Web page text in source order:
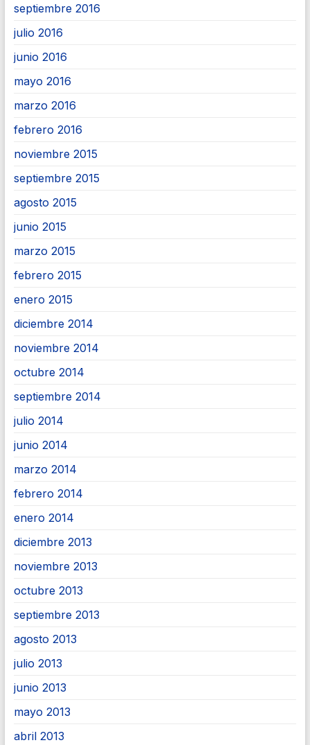
septiembre 2016
julio 2016
junio 2016
mayo 2016
marzo 2016
febrero 2016
noviembre 2015
septiembre 2015
agosto 2015
junio 2015
marzo 2015
febrero 2015
enero 2015
diciembre 2014
noviembre 2014
octubre 2014
septiembre 2014
julio 2014
junio 2014
marzo 2014
febrero 2014
enero 2014
diciembre 2013
noviembre 2013
octubre 2013
septiembre 2013
agosto 2013
julio 2013
junio 2013
mayo 2013
abril 2013